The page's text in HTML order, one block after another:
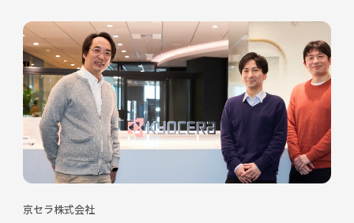
京セラ株式会社